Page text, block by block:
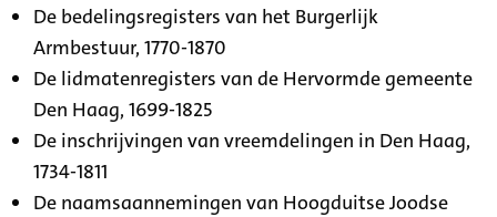
De bedelingsregisters van het Burgerlijk
Armbestuur, 1770-1870
De lidmatenregisters van de Hervormde gemeente
Den Haag, 1699-1825
De inschrijvingen van vreemdelingen in Den Haag,
1734-1811
De naamsaannemingen van Hoogduitse Joodse